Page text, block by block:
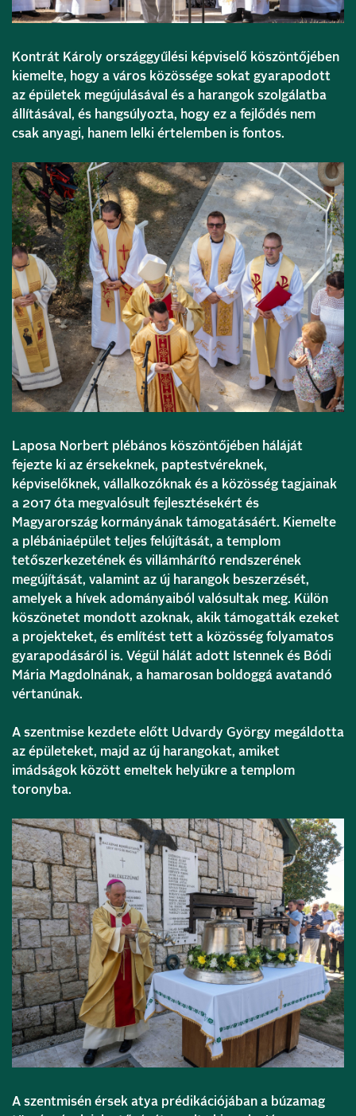
Kontrát Károly országgyűlési képviselő köszöntőjében
kiemelte, hogy a város közössége sokat gyarapodott
az épületek megújulásával és a harangok szolgálatba
állításával, és hangsúlyozta, hogy ez a fejlődés nem
csak anyagi, hanem lelki értelemben is fontos.
Laposa Norbert plébános köszöntőjében háláját
fejezte ki az érsekeknek, paptestvéreknek,
képviselőknek, vállalkozóknak és a közösség tagjainak
a 2017 óta megvalósult fejlesztésekért és
Magyarország kormányának támogatásáért. Kiemelte
a plébániaépület teljes felújítását, a templom
tetőszerkezetének és villámhárító rendszerének
megújítását, valamint az új harangok beszerzését,
amelyek a hívek adományaiból valósultak meg. Külön
köszönetet mondott azoknak, akik támogatták ezeket
a projekteket, és említést tett a közösség folyamatos
gyarapodásáról is. Végül hálát adott Istennek és Bódi
Mária Magdolnának, a hamarosan boldoggá avatandó
vértanúnak.
A szentmise kezdete előtt Udvardy György megáldotta
az épületeket, majd az új harangokat, amiket
imádságok között emeltek helyükre a templom
toronyba.
A szentmisén érsek atya prédikációjában a búzamag